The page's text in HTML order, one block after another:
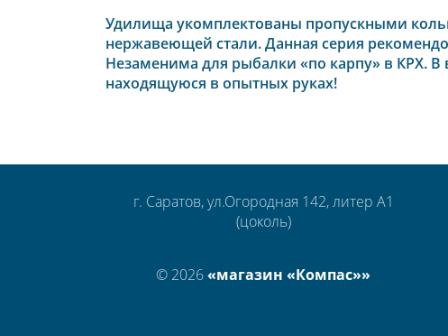
Удилища укомплектованы пропускными
нержавеющей стали. Данная серия
Незаменима для рыбалки «по карпу» в КРХ.
находящуюся в опытных руках!
г. Саратов, ул.Огородная 142, литер А1
(цоколь)
© 2026«магазин «Компас»»